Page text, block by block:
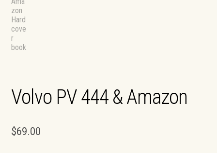
Volvo PV 444 & Amazon
$69.00